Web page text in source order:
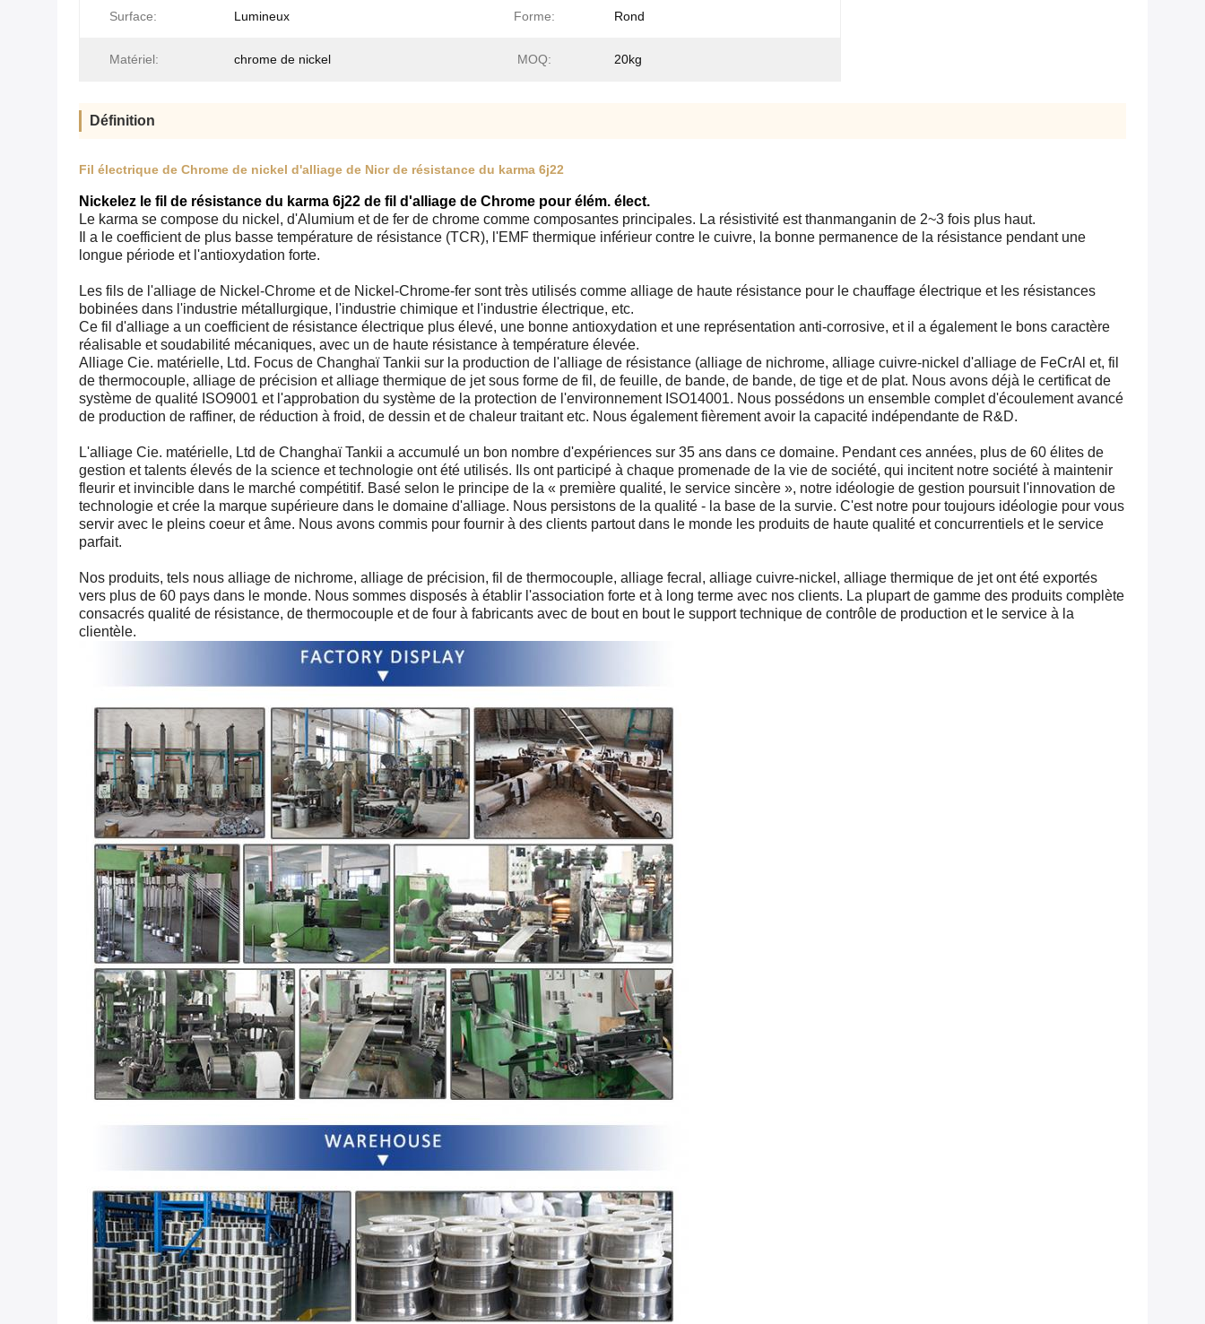
Surface: Lumineux Forme: Rond
Matériel: chrome de nickel MOQ: 20kg
Définition
Fil électrique de Chrome de nickel d'alliage de Nicr de résistance du karma 6j22
Nickelez le fil de résistance du karma 6j22 de fil d'alliage de Chrome pour élém. élect.
Le karma se compose du nickel, d'Alumium et de fer de chrome comme composantes principales. La résistivité est thanmanganin de 2~3 fois plus haut.
Il a le coefficient de plus basse température de résistance (TCR), l'EMF thermique inférieur contre le cuivre, la bonne permanence de la résistance pendant une
longue période et l'antioxydation forte.
Les fils de l'alliage de Nickel-Chrome et de Nickel-Chrome-fer sont très utilisés comme alliage de haute résistance pour le chauffage électrique et les résistances
bobinées dans l'industrie métallurgique, l'industrie chimique et l'industrie électrique, etc.
Ce fil d'alliage a un coefficient de résistance électrique plus élevé, une bonne antioxydation et une représentation anti-corrosive, et il a également le bons caractère
réalisable et soudabilité mécaniques, avec un de haute résistance à température élevée.
Alliage Cie. matérielle, Ltd. Focus de Changhaï Tankii sur la production de l'alliage de résistance (alliage de nichrome, alliage cuivre-nickel d'alliage de FeCrAl et, fil
de thermocouple, alliage de précision et alliage thermique de jet sous forme de fil, de feuille, de bande, de bande, de tige et de plat. Nous avons déjà le certificat de
système de qualité ISO9001 et l'approbation du système de la protection de l'environnement ISO14001. Nous possédons un ensemble complet d'écoulement avancé
de production de raffiner, de réduction à froid, de dessin et de chaleur traitant etc. Nous également fièrement avoir la capacité indépendante de R&D.
L'alliage Cie. matérielle, Ltd de Changhaï Tankii a accumulé un bon nombre d'expériences sur 35 ans dans ce domaine. Pendant ces années, plus de 60 élites de
gestion et talents élevés de la science et technologie ont été utilisés. Ils ont participé à chaque promenade de la vie de société, qui incitent notre société à maintenir
fleurir et invincible dans le marché compétitif. Basé selon le principe de la « première qualité, le service sincère », notre idéologie de gestion poursuit l'innovation de
technologie et crée la marque supérieure dans le domaine d'alliage. Nous persistons de la qualité - la base de la survie. C'est notre pour toujours idéologie pour vous
servir avec le pleins coeur et âme. Nous avons commis pour fournir à des clients partout dans le monde les produits de haute qualité et concurrentiels et le service
parfait.
Nos produits, tels nous alliage de nichrome, alliage de précision, fil de thermocouple, alliage fecral, alliage cuivre-nickel, alliage thermique de jet ont été exportés
vers plus de 60 pays dans le monde. Nous sommes disposés à établir l'association forte et à long terme avec nos clients. La plupart de gamme des produits complète
consacrés qualité de résistance, de thermocouple et de four à fabricants avec de bout en bout le support technique de contrôle de production et le service à la
clientèle.